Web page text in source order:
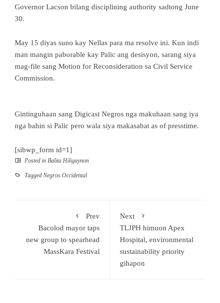
Governor Lacson bilang disciplining authority sadtong June
30.
May 15 diyas suno kay Nellas para ma resolve ini. Kun indi
man mangin paborable kay Palic ang desisyon, sarang siya
mag-file sang Motion for Reconsideration sa Civil Service
Commission.
Gintinguhaan sang Digicast Negros nga makuhaan sang iya
nga bahin si Palic pero wala siya makasabat as of presstime.
[sibwp_form id=1]
Posted in Balita Hiligaynon
Tagged Negros Occidental
Prev
Bacolod mayor taps
new group to spearhead
MassKara Festival
Next
TLJPH himuon Apex
Hospital, environmental
sustainability priority
gihapon